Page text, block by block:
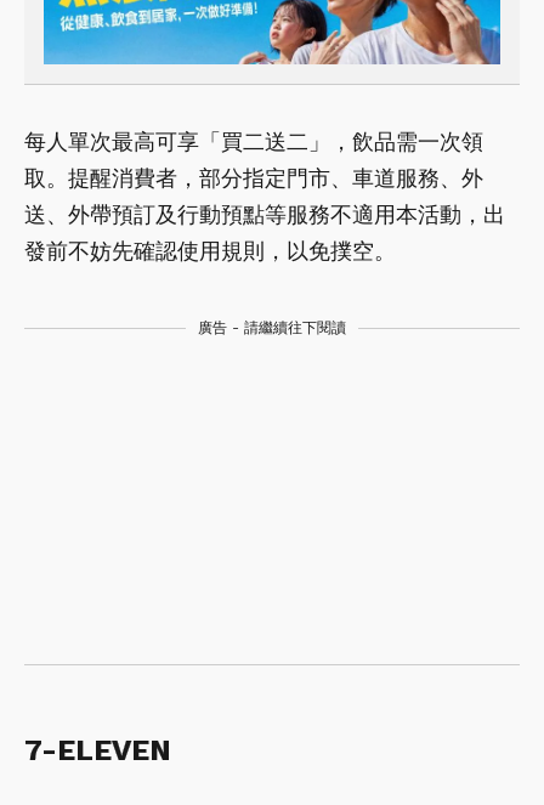
每人單次最高可享「買二送二」，飲品需一次領
取。提醒消費者，部分指定門市、車道服務、外
送、外帶預訂及行動預點等服務不適用本活動，出
發前不妨先確認使用規則，以免撲空。
廣告 - 請繼續往下閱讀
7-ELEVEN